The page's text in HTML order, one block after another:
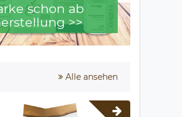
schon ab
>>
Alle ansehen